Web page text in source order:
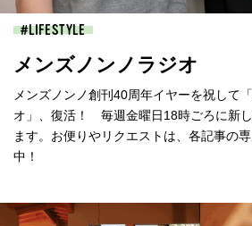
LIFESTYLE
メンズノンノラジオ
メンズノンノ創刊40周年イヤーを祝して
オ」、復活！ 毎週金曜日18時ごろに新
ます。お便りやリクエストは、各記事の
中！